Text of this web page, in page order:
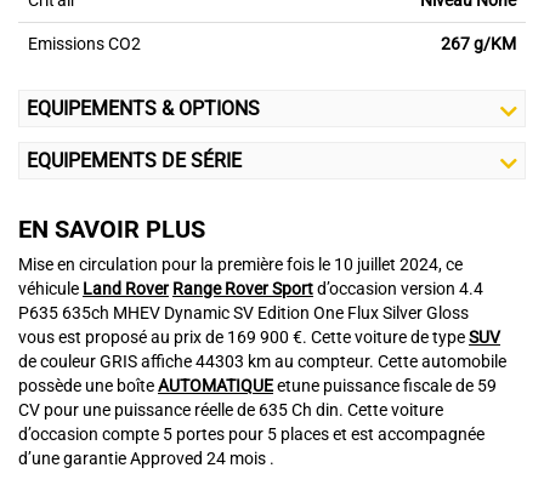
Emissions CO2 267 g/KM
EQUIPEMENTS & OPTIONS
EQUIPEMENTS DE SÉRIE
EN SAVOIR PLUS
Mise en circulation pour la première fois le 10 juillet 2024, ce
véhicule Land Rover Range Rover Sportd’occasion version 4.4
P635 635ch MHEV Dynamic SV Edition One Flux Silver Gloss
vous est proposé au prix de 169 900 €. Cette voiture de typeSUV
de couleur GRIS affiche 44303 km au compteur. Cette automobile
possède une boîteAUTOMATIQUEetune puissance fiscale de 59
CV pour une puissance réelle de 635 Ch din. Cette voiture
d’occasion compte 5 portes pour 5 places et est accompagnée
d’une garantie Approved 24 mois .